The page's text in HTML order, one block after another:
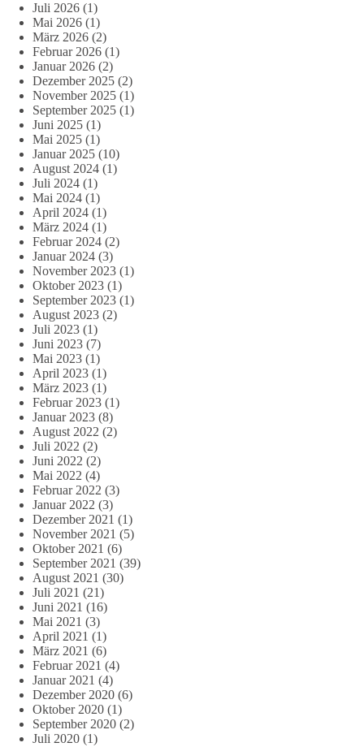
Juli 2026 (1)
Mai 2026 (1)
März 2026 (2)
Februar 2026 (1)
Januar 2026 (2)
Dezember 2025 (2)
November 2025 (1)
September 2025 (1)
Juni 2025 (1)
Mai 2025 (1)
Januar 2025 (10)
August 2024 (1)
Juli 2024 (1)
Mai 2024 (1)
April 2024 (1)
März 2024 (1)
Februar 2024 (2)
Januar 2024 (3)
November 2023 (1)
Oktober 2023 (1)
September 2023 (1)
August 2023 (2)
Juli 2023 (1)
Juni 2023 (7)
Mai 2023 (1)
April 2023 (1)
März 2023 (1)
Februar 2023 (1)
Januar 2023 (8)
August 2022 (2)
Juli 2022 (2)
Juni 2022 (2)
Mai 2022 (4)
Februar 2022 (3)
Januar 2022 (3)
Dezember 2021 (1)
November 2021 (5)
Oktober 2021 (6)
September 2021 (39)
August 2021 (30)
Juli 2021 (21)
Juni 2021 (16)
Mai 2021 (3)
April 2021 (1)
März 2021 (6)
Februar 2021 (4)
Januar 2021 (4)
Dezember 2020 (6)
Oktober 2020 (1)
September 2020 (2)
Juli 2020 (1)